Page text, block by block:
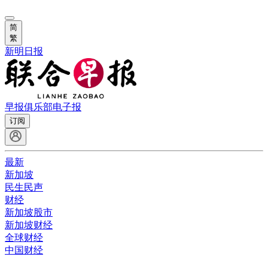
简
繁
新明日报
早报俱乐部电子报
订阅
最新
新加坡
民生民声
财经
新加坡股市
新加坡财经
全球财经
中国财经